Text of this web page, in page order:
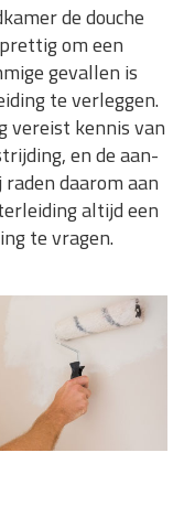
de douche
om een
gevallen is
te verleggen.
vereist kennis van
en de aan-
daarom aan
altijd een
te vragen.